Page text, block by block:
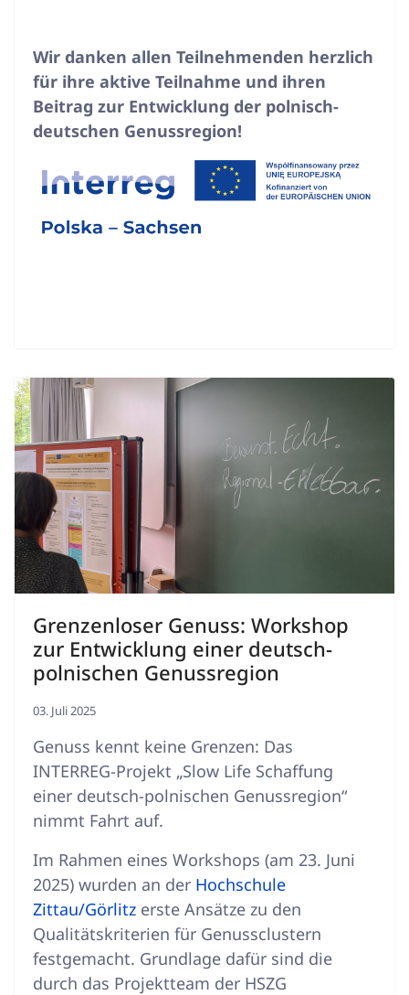
Wir danken allen Teilnehmenden herzlich
für ihre aktive Teilnahme und ihren
Beitrag zur Entwicklung der polnisch-
deutschen Genussregion!
Grenzenloser Genuss: Workshop
zur Entwicklung einer deutsch-
polnischen Genussregion
03. Juli 2025
Genuss kennt keine Grenzen: Das
INTERREG-Projekt „Slow Life Schaffung
einer deutsch-polnischen Genussregion“
nimmt Fahrt auf.
Im Rahmen eines Workshops (am 23. Juni
2025) wurden an der Hochschule
Zittau/Görlitz erste Ansätze zu den
Qualitätskriterien für Genussclustern
festgemacht. Grundlage dafür sind die
durch das Projektteam der HSZG